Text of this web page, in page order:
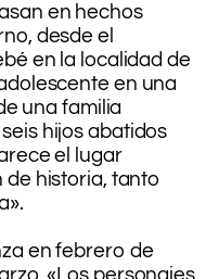
en hechos
desde el
en la localidad de
en una
una familia
hijos abatidos
el lugar
historia, tanto
en febrero de